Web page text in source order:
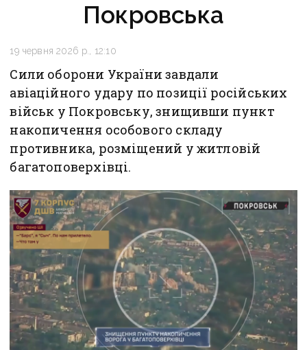
Покровська
19 червня 2026 р., 12:10
Сили оборони України завдали
авіаційного удару по позиції російських
військ у Покровську, знищивши пункт
накопичення особового складу
противника, розміщений у житловій
багатоповерхівці.